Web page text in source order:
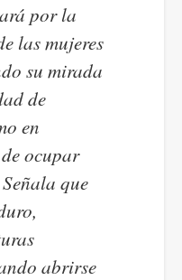
por la
las mujeres
su mirada
de
en
ocupar
que
abrirse